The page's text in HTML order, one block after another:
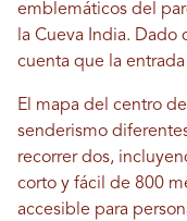
emblemáticos del
la Cueva India. Dado
cuenta que la
El mapa del centro
senderismo
recorrer dos,
corto y fácil de 800
accesible para